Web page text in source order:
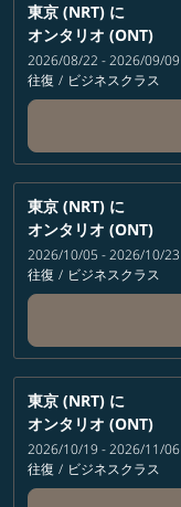
東京 (NRT) に
オンタリオ (ONT)
2026/08/22 - 2026/09/09
往復 / ビジネスクラス
東京 (NRT) に
オンタリオ (ONT)
2026/10/05 - 2026/10/23
往復 / ビジネスクラス
東京 (NRT) に
オンタリオ (ONT)
2026/10/19 - 2026/11/06
往復 / ビジネスクラス